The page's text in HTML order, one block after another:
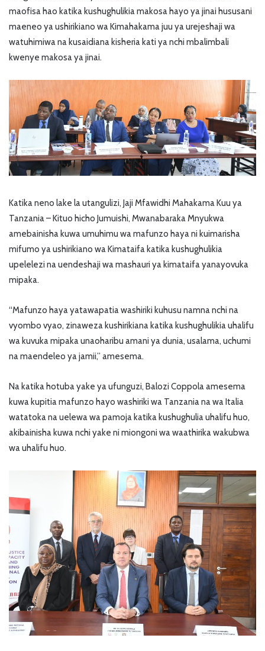
maofisa hao katika kushughulikia makosa hayo ya jinai hususani
maeneo ya ushirikiano wa Kimahakama juu ya urejeshaji wa
watuhimiwa na kusaidiana kisheria kati ya nchi mbalimbali
kwenye makosa ya jinai.
Katika neno lake la utangulizi, Jaji Mfawidhi Mahakama Kuu ya
Tanzania – Kituo hicho Jumuishi, Mwanabaraka Mnyukwa
amebainisha kuwa umuhimu wa mafunzo haya ni kuimarisha
mifumo ya ushirikiano wa Kimataifa katika kushughulikia
upelelezi na uendeshaji wa mashauri ya kimataifa yanayovuka
mipaka.
“Mafunzo haya yatawapatia washiriki kuhusu namna nchi na
vyombo vyao, zinaweza kushirikiana katika kushughulikia uhalifu
wa kuvuka mipaka unaoharibu amani ya dunia, usalama, uchumi
na maendeleo ya jamii,” amesema.
Na katika hotuba yake ya ufunguzi, Balozi Coppola amesema
kuwa kupitia mafunzo hayo washiriki wa Tanzania na wa Italia
watatoka na uelewa wa pamoja katika kushughulia uhalifu huo,
akibainisha kuwa nchi yake ni miongoni wa waathirika wakubwa
wa uhalifu huo.